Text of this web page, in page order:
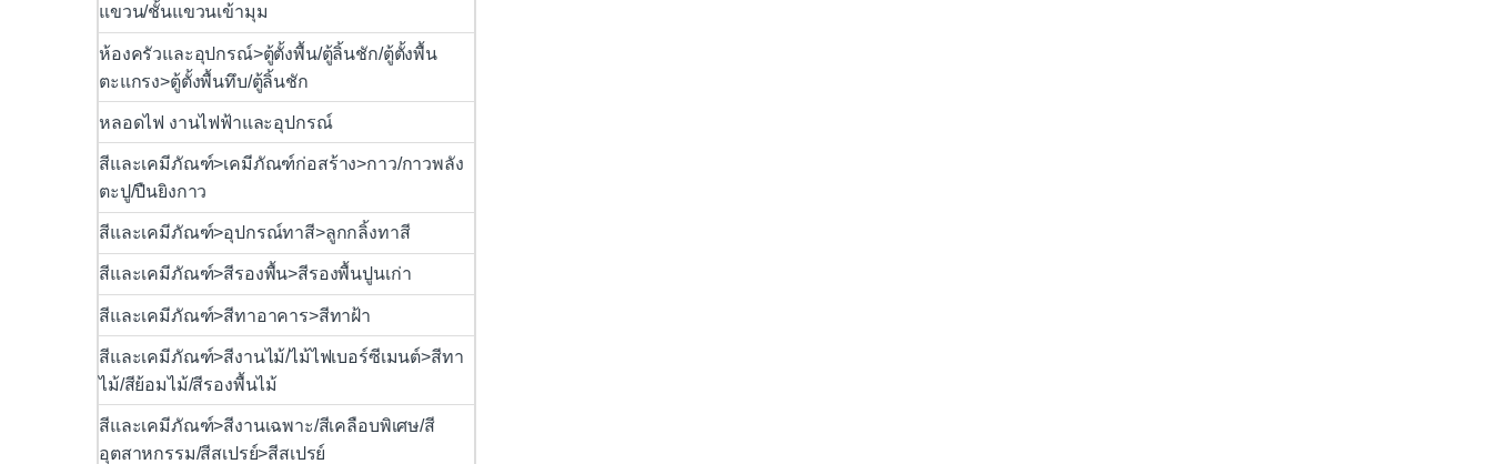
แขวน/ชั้นแขวนเข้ามุม
ห้องครัวและอุปกรณ์>ตู้ตั้งพื้น/ตู้ลิ้นชัก/ตู้ตั้งพื้น
ตะแกรง>ตู้ตั้งพื้นทึบ/ตู้ลิ้นชัก
หลอดไฟ งานไฟฟ้าและอุปกรณ์
สีและเคมีภัณฑ์>เคมีภัณฑ์ก่อสร้าง>กาว/กาวพลัง
ตะปู/ปืนยิงกาว
สีและเคมีภัณฑ์>อุปกรณ์ทาสี>ลูกกลิ้งทาสี
สีและเคมีภัณฑ์>สีรองพื้น>สีรองพื้นปูนเก่า
สีและเคมีภัณฑ์>สีทาอาคาร>สีทาฝ้า
สีและเคมีภัณฑ์>สีงานไม้/ไม้ไฟเบอร์ซีเมนต์>สีทา
ไม้/สีย้อมไม้/สีรองพื้นไม้
สีและเคมีภัณฑ์>สีงานเฉพาะ/สีเคลือบพิเศษ/สี
อุตสาหกรรม/สีสเปรย์>สีสเปรย์